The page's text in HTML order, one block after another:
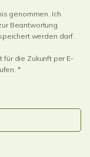
genommen. Ich
Beantwortung
werden darf.
für die Zukunft per E-
*